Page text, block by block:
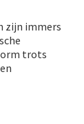
zijn immers
trots